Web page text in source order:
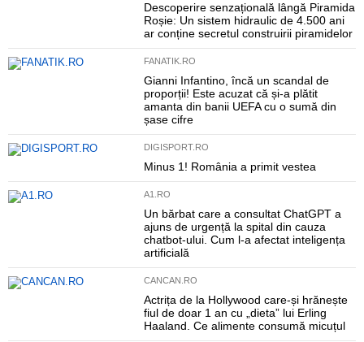
Descoperire senzațională lângă Piramida
Roșie: Un sistem hidraulic de 4.500 ani
ar conține secretul construirii piramidelor
FANATIK.RO
Gianni Infantino, încă un scandal de
proporții! Este acuzat că și-a plătit
amanta din banii UEFA cu o sumă din
șase cifre
DIGISPORT.RO
Minus 1! România a primit vestea
A1.RO
Un bărbat care a consultat ChatGPT a
ajuns de urgență la spital din cauza
chatbot-ului. Cum l-a afectat inteligența
artificială
CANCAN.RO
Actrița de la Hollywood care-și hrănește
fiul de doar 1 an cu „dieta” lui Erling
Haaland. Ce alimente consumă micuțul